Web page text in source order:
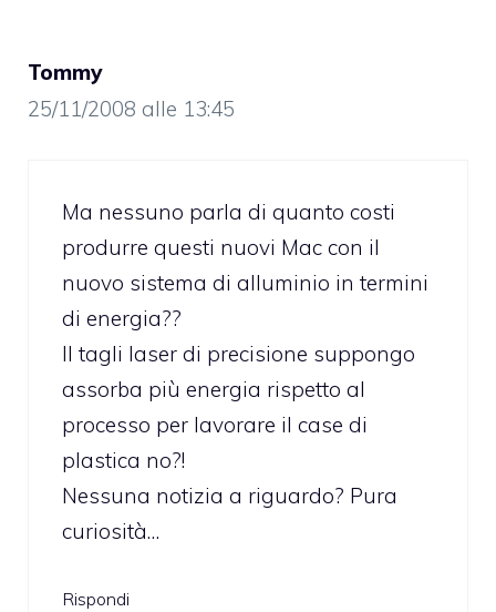
Tommy
25/11/2008 alle 13:45
Ma nessuno parla di quanto costi
produrre questi nuovi Mac con il
nuovo sistema di alluminio in termini
di energia??
Il tagli laser di precisione suppongo
assorba più energia rispetto al
processo per lavorare il case di
plastica no?!
Nessuna notizia a riguardo? Pura
curiosità…
Rispondi